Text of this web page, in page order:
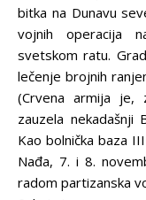
bitka na Dunavu
vojnih operacija
svetskom ratu.
lečenje brojnih
(Crvena armija je,
zauzela nekadašnji
Kao bolnička baza
Nađa, 7. i 8.
radom partizanska